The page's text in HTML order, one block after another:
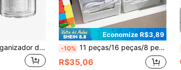
1 peça/3 peças Organizador de Maquiagem para Penteadeira, Porta-cotonetes Recipiente para Banheiro, Dispenser Redondo para Almofadas/Fio Dental, Para Organização e Armazenamento
Economize R$3,89
-10% 11 peças/16 peças/8 peças/4 peças Organizador de Cabos de Plástico, Suporte de Carregador, Gerenciamento de Fios de Mesa, Rack de Armazenamento de Cabos de Energia, Recipiente Transparente, Adequado para Uso Doméstico e Comercial
R$35,06